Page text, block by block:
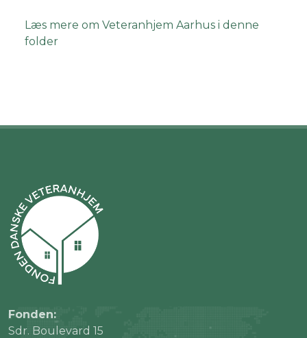
Læs mere om Veteranhjem Aarhus i denne
folder
Fonden:
Sdr. Boulevard 15